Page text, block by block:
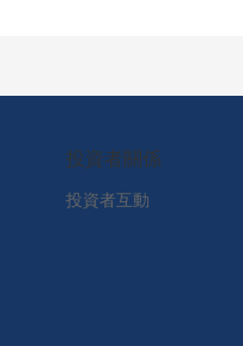
投資者關係
投資者互動